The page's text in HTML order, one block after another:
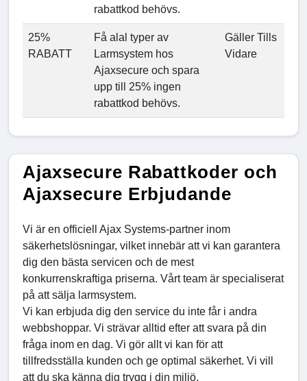
rabattkod behövs.
25%
RABATT
Få alal typer av
Larmsystem hos
Ajaxsecure och spara
upp till 25% ingen
rabattkod behövs.
Gäller Tills
Vidare
Ajaxsecure Rabattkoder och
Ajaxsecure Erbjudande
Vi är en officiell Ajax Systems-partner inom
säkerhetslösningar, vilket innebär att vi kan garantera
dig den bästa servicen och de mest
konkurrenskraftiga priserna. Vårt team är specialiserat
på att sälja larmsystem.
Vi kan erbjuda dig den service du inte får i andra
webbshoppar. Vi strävar alltid efter att svara på din
fråga inom en dag. Vi gör allt vi kan för att
tillfredsställa kunden och ge optimal säkerhet. Vi vill
att du ska känna dig trygg i din miljö.